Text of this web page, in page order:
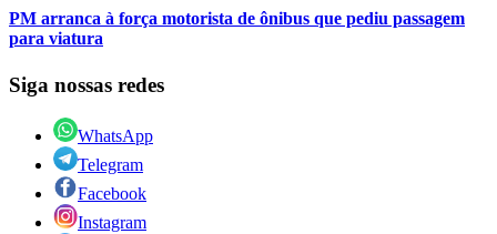
PM arranca à força motorista de ônibus que pediu passagem
para viatura
Siga nossas redes
WhatsApp
Telegram
Facebook
Instagram